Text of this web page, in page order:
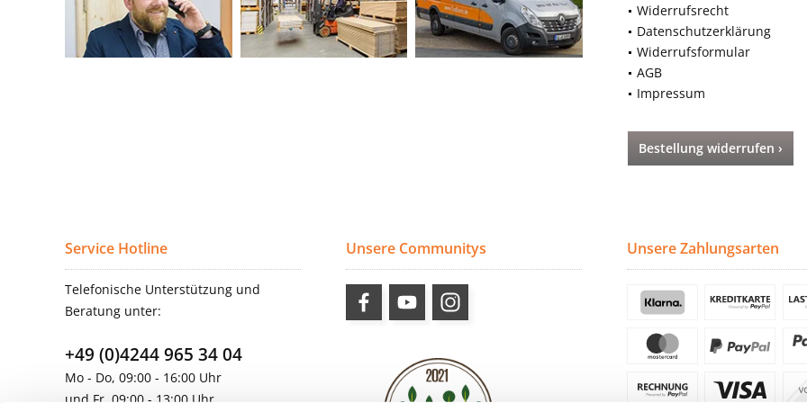
Widerrufsrecht
Datenschutzerklärung
Widerrufsformular
AGB
Impressum
Bestellung widerrufen ›
Service Hotline
Telefonische Unterstützung und
Beratung unter:
+49 (0)4244 965 34 04
Mo - Do, 09:00 - 16:00 Uhr
und Fr, 09:00 - 13:00 Uhr
Unsere Communitys Unsere Zahlungsarten